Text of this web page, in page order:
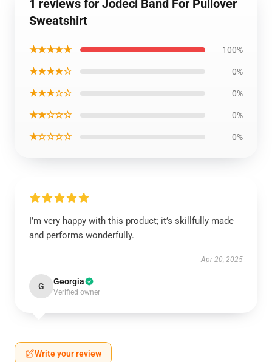
1 reviews for Jodeci Band For Pullover
Sweatshirt
★★★★★ 100%
★★★★☆ 0%
★★★☆☆ 0%
★★☆☆☆ 0%
★☆☆☆☆ 0%
I’m very happy with this product; it’s skillfully made
and performs wonderfully.
Apr 20, 2025
G Georgia
Verified owner
Write your review